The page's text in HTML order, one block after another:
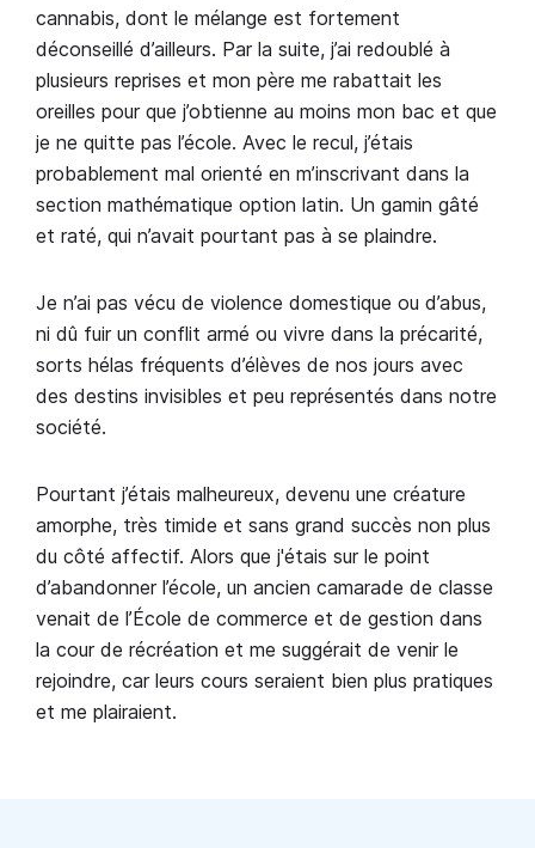
cannabis, dont le mélange est fortement
déconseillé d’ailleurs. Par la suite, j’ai redoublé à
plusieurs reprises et mon père me rabattait les
oreilles pour que j’obtienne au moins mon bac et que
je ne quitte pas l’école. Avec le recul, j’étais
probablement mal orienté en m’inscrivant dans la
section mathématique option latin. Un gamin gâté
et raté, qui n’avait pourtant pas à se plaindre.
Je n’ai pas vécu de violence domestique ou d’abus,
ni dû fuir un conflit armé ou vivre dans la précarité,
sorts hélas fréquents d’élèves de nos jours avec
des destins invisibles et peu représentés dans notre
société.
Pourtant j’étais malheureux, devenu une créature
amorphe, très timide et sans grand succès non plus
du côté affectif. Alors que j'étais sur le point
d’abandonner l’école, un ancien camarade de classe
venait de l’École de commerce et de gestion dans
la cour de récréation et me suggérait de venir le
rejoindre, car leurs cours seraient bien plus pratiques
et me plairaient.